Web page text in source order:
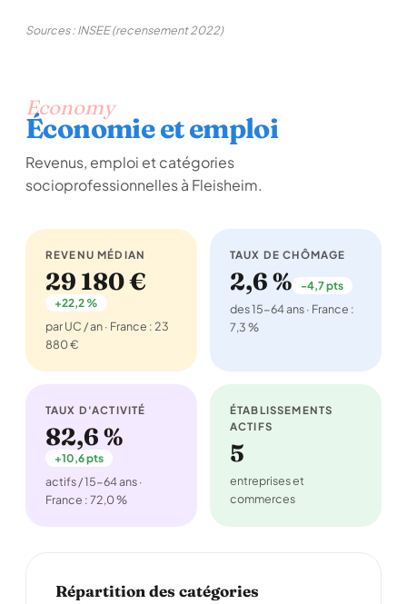
Sources : INSEE (recensement 2022)
Economy
Économie et emploi
Revenus, emploi et catégories
socioprofessionnelles à Fleisheim.
REVENU MÉDIAN
29 180 €
+22,2 %
par UC / an · France : 23
880 €
TAUX DE CHÔMAGE
2,6 % -4,7 pts
des 15-64 ans · France :
7,3 %
TAUX D'ACTIVITÉ
82,6 %
+10,6 pts
actifs / 15-64 ans ·
France : 72,0 %
ÉTABLISSEMENTS
ACTIFS
5
entreprises et
commerces
Répartition des catégories